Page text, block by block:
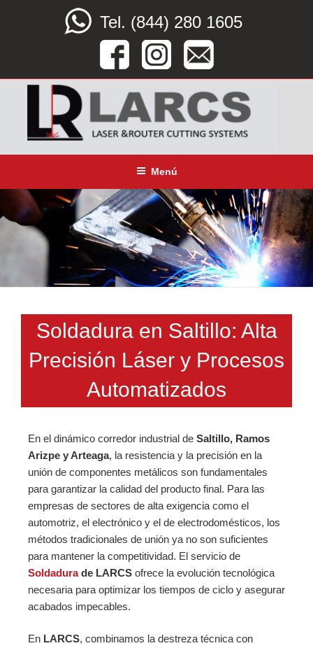
Tel. (844) 280 1605
Menú
Soldadura en Saltillo: Alta
Precisión Láser y Procesos
Automatizados
En el dinámico corredor industrial de Saltillo, Ramos
Arizpe y Arteaga, la resistencia y la precisión en la
unión de componentes metálicos son fundamentales
para garantizar la calidad del producto final. Para las
empresas de sectores de alta exigencia como el
automotriz, el electrónico y el de electrodomésticos, los
métodos tradicionales de unión ya no son suficientes
para mantener la competitividad. El servicio de
Soldadurade LARCS ofrece la evolución tecnológica
necesaria para optimizar los tiempos de ciclo y asegurar
acabados impecables.
En LARCS, combinamos la destreza técnica con